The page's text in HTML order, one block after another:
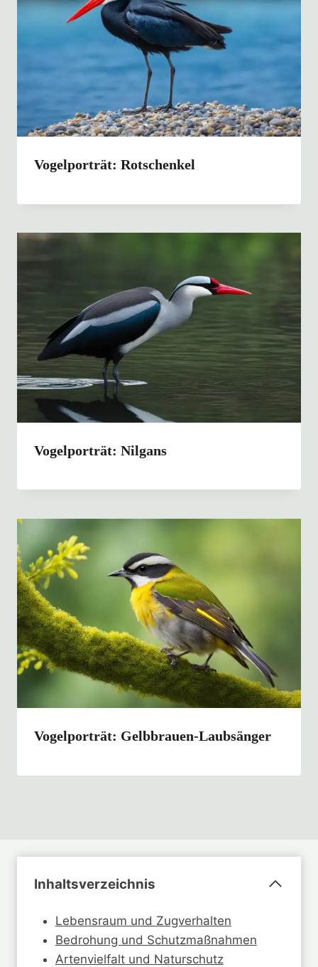
Vogelporträt: Rotschenkel
Vogelporträt: Nilgans
Vogelporträt: Gelbbrauen-Laubsänger
Inhaltsverzeichnis
Lebensraum und Zugverhalten
Bedrohung und Schutzmaßnahmen
Artenvielfalt und Naturschutz